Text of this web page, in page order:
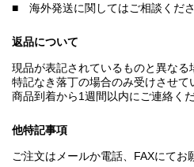
■ 海外発送に関してはご相談くださ
返品について
現品が表記されているものと異なる
特記なき落丁の場合のみ受けさせて
商品到着から1週間以内にご連絡くだ
他特記事項
ご注文はメールか電話、FAXにてお